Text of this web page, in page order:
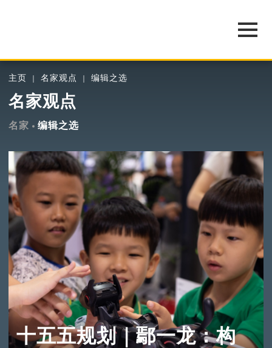
主页 名家观点 编辑之选
名家观点
名家 编辑之选
十五五规划｜鄢一龙：构